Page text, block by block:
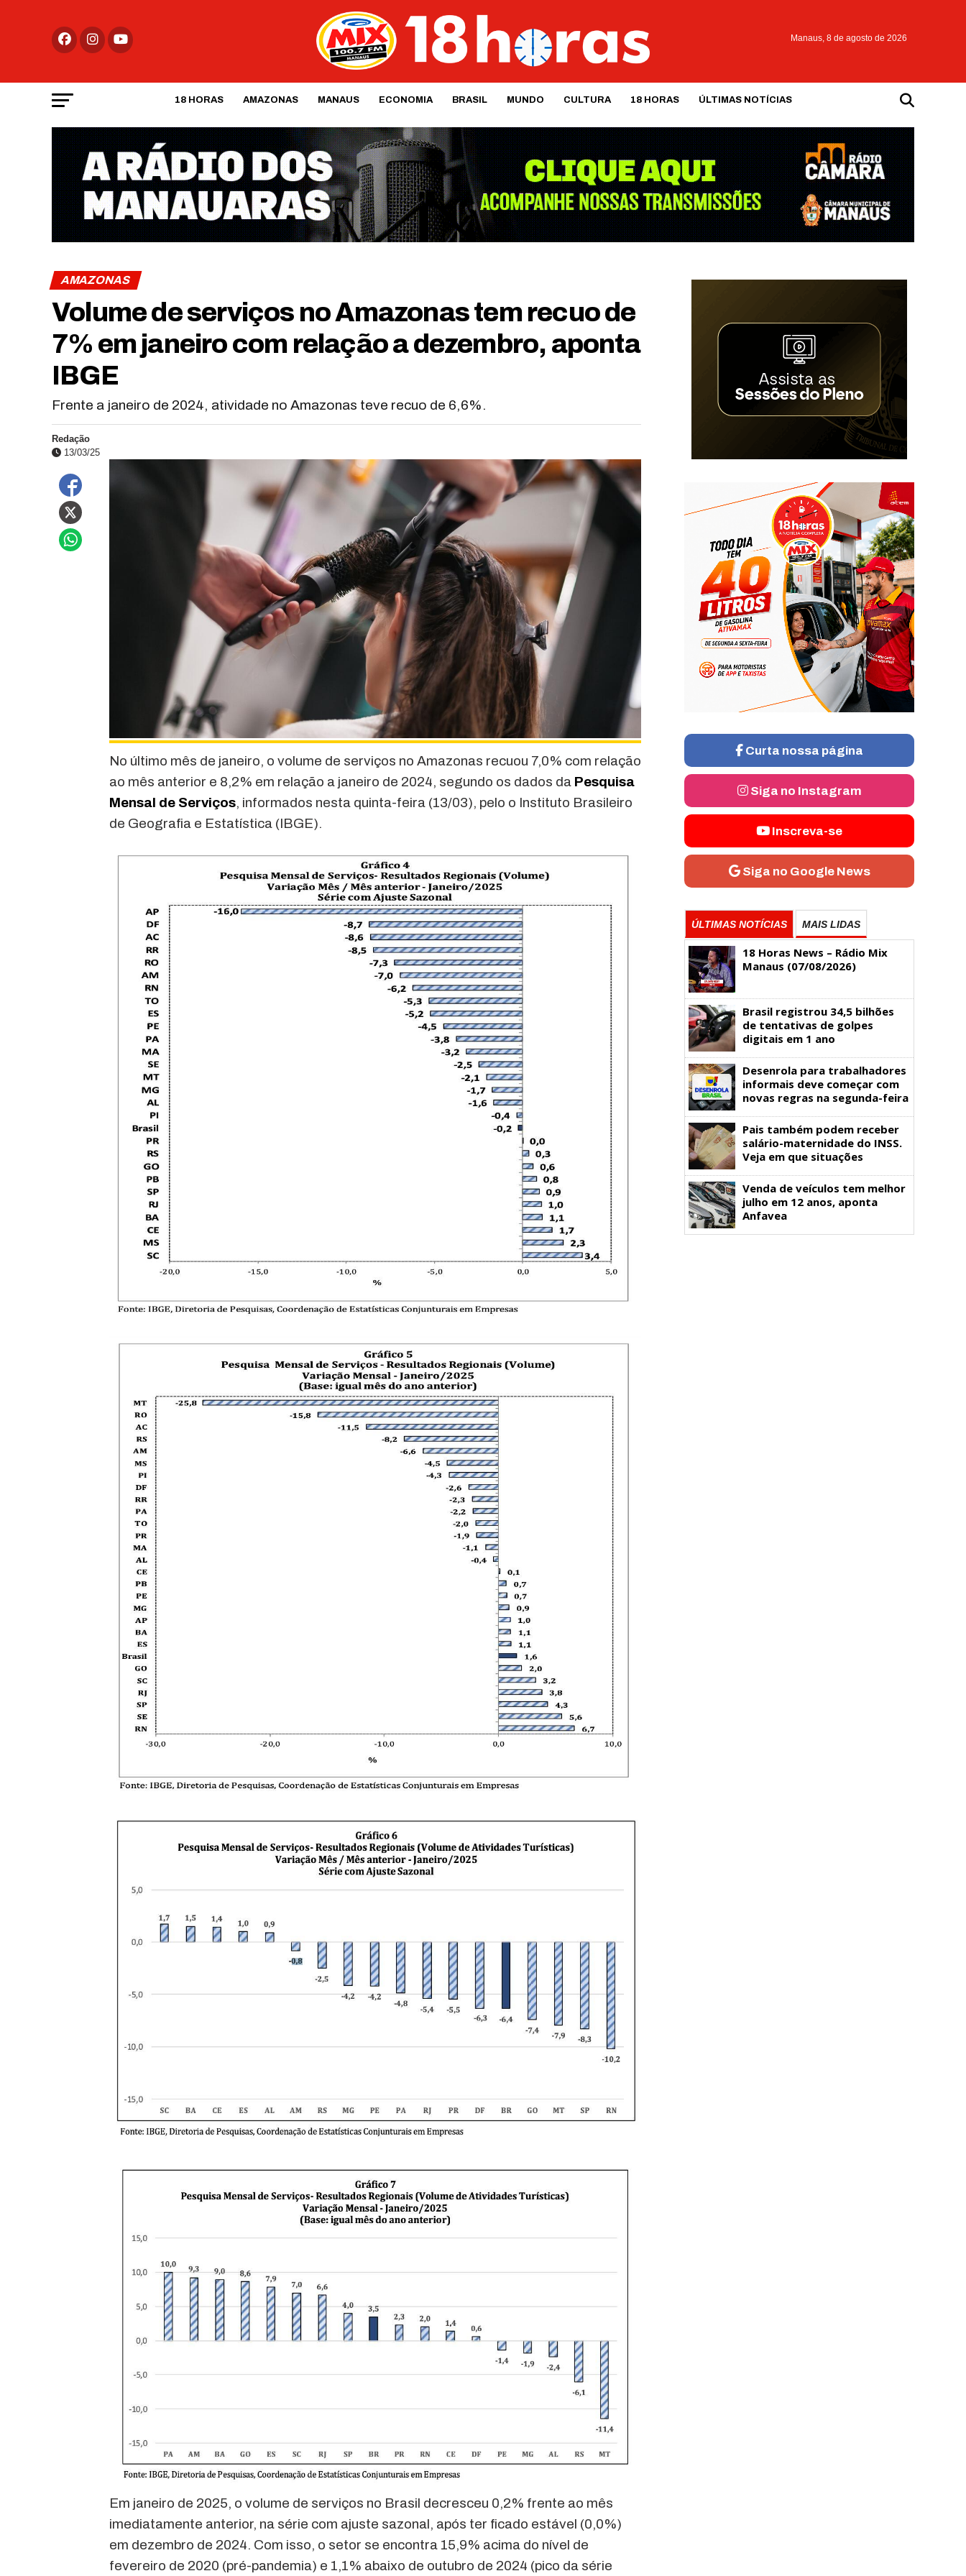
Manaus, 8 de agosto de 2026
18 HORAS AMAZONAS MANAUS ECONOMIA BRASIL MUNDO CULTURA 18 HORAS ÚLTIMAS NOTÍCIAS
AMAZONAS
Volume de serviços no Amazonas tem recuo de
7% em janeiro com relação a dezembro, aponta
IBGE
Frente a janeiro de 2024, atividade no Amazonas teve recuo de 6,6%.
Redação
13/03/25
No último mês de janeiro, o volume de serviços no Amazonas recuou 7,0% com relação
ao mês anterior e 8,2% em relação a janeiro de 2024, segundo os dados da Pesquisa
Mensal de Serviços, informados nesta quinta-feira (13/03), pelo o Instituto Brasileiro
de Geografia e Estatística (IBGE).
Em janeiro de 2025, o volume de serviços no Brasil decresceu 0,2% frente ao mês
imediatamente anterior, na série com ajuste sazonal, após ter ficado estável (0,0%)
em dezembro de 2024. Com isso, o setor se encontra 15,9% acima do nível de
fevereiro de 2020 (pré-pandemia) e 1,1% abaixo de outubro de 2024 (pico da série
Curta nossa página
Siga no Instagram
Inscreva-se
Siga no Google News
ÚLTIMAS NOTÍCIAS MAIS LIDAS
18 Horas News​​​​​​​​​​​​ – Rádio Mix
Manaus (07/08/2026)
Brasil registrou 34,5 bilhões
de tentativas de golpes
digitais em 1 ano
Desenrola para trabalhadores
informais deve começar com
novas regras na segunda-feira
Pais também podem receber
salário-maternidade do INSS.
Veja em que situações
Venda de veículos tem melhor
julho em 12 anos, aponta
Anfavea